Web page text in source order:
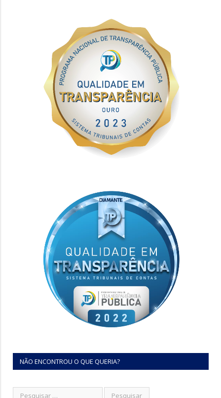
NÃO ENCONTROU O QUE QUERIA?